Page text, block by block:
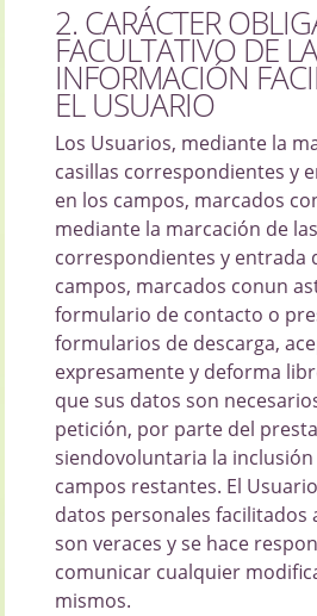
2. CARÁCTER
FACULTATIVO DE
INFORMACIÓN
EL USUARIO
Los Usuarios, mediante la
casillas correspondientes y
en los campos, marcados
mediante la marcación de
correspondientes y entrada
campos, marcados conun
formulario de contacto o
formularios de descarga,
expresamente y deforma
que sus datos son
petición, por parte del
siendovoluntaria la
campos restantes. El
datos personales facilitados
son veraces y se hace
comunicar cualquier
mismos.